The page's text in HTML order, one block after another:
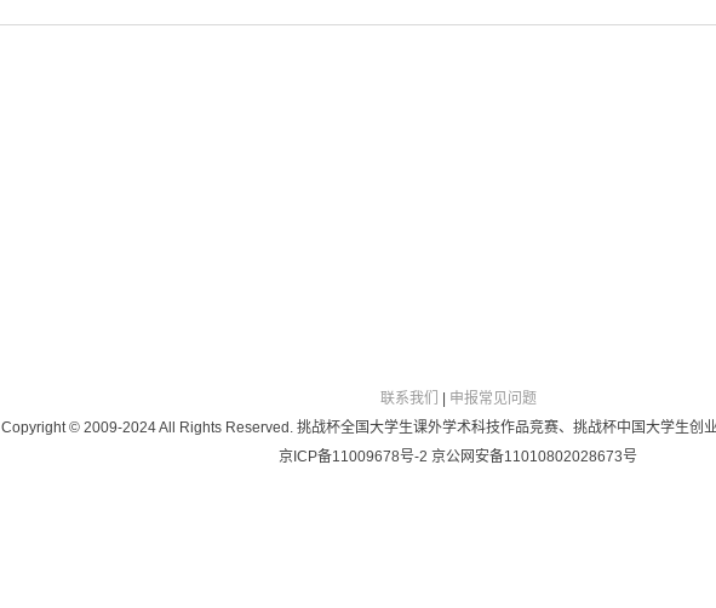
联系我们
申报常见问题
Copyright © 2009-2024 All Rights Reserved. 挑战杯全国大学生课外学术科技作品竞赛、挑战杯中国大学生创
京ICP备11009678号-2 京公网安备11010802028673号